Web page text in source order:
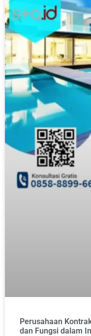
Perusahaan
dan Fungsi dalam